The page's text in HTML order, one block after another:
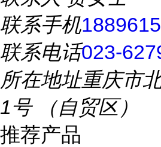
联系手机
联系电话023-
所在地址重庆市
1号 （自贸区）
推荐产品